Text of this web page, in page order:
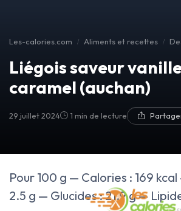
Les-calories.com Aliments et recettes
Liégois saveur
caramel (auchan)
29 juillet 2024 1 min de lecture
Pour 100 g — Calories : 169
2.5 g — Glucides : 21.9 g —